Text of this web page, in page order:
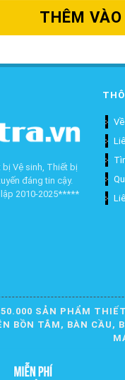
THÊM VÀO
Vệ sinh, Thiết bị
đáng tin cậy.
2010-2025*****
50.000 SẢN PHẨM
BỒN TẮM, BÀN CẦU,